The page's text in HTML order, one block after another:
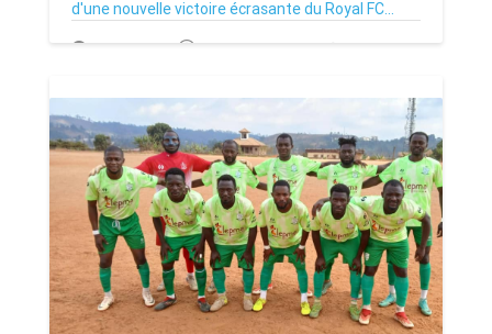
d'une nouvelle victoire écrasante du Royal FC...
06/04/25 Par MenouActu 0